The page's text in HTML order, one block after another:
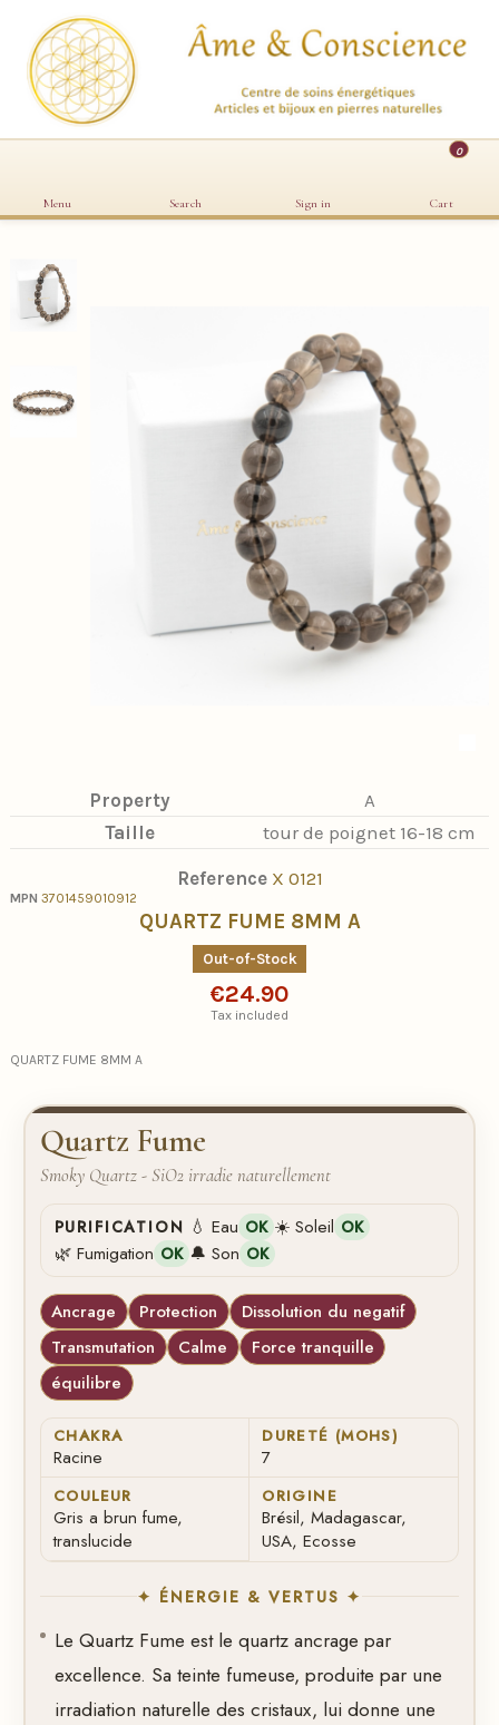
Menu Search Sign in
0
Cart
Property
A
Taille
tour de poignet 16-18 cm
Reference X 0121
MPN 3701459010912
QUARTZ FUME 8MM A
Out-of-Stock
€24.90
Tax included
QUARTZ FUME 8MM A
Quartz Fume
Smoky Quartz - SiO2 irradie naturellement
PURIFICATION 💧 Eau OK ☀️ Soleil OK
🌿 Fumigation OK 🔔 Son OK
Ancrage Protection
Dissolution du negatif
Transmutation
Calme
Force tranquille
équilibre
CHAKRA
Racine
DURETÉ (MOHS)
7
COULEUR
Gris a brun fume,
translucide
ORIGINE
Brésil, Madagascar,
USA, Ecosse
✦ ÉNERGIE & VERTUS ✦
Le Quartz Fume est le quartz ancrage par
excellence. Sa teinte fumeuse, produite par une
irradiation naturelle des cristaux, lui donne une